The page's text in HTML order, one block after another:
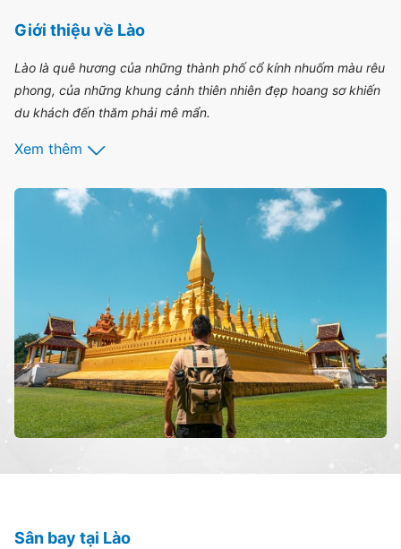
Giới thiệu về Lào
Lào là quê hương của những thành phố cổ kính nhuốm màu rêu
phong, của những khung cảnh thiên nhiên đẹp hoang sơ khiến
du khách đến thăm phải mê mẩn.
Xem thêm
Sân bay tại Lào